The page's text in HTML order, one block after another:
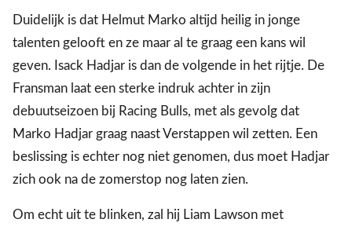
Duidelijk is dat Helmut Marko altijd heilig in jonge
talenten gelooft en ze maar al te graag een kans wil
geven. Isack Hadjar is dan de volgende in het rijtje. De
Fransman laat een sterke indruk achter in zijn
debuutseizoen bij Racing Bulls, met als gevolg dat
Marko Hadjar graag naast Verstappen wil zetten. Een
beslissing is echter nog niet genomen, dus moet Hadjar
zich ook na de zomerstop nog laten zien.
Om echt uit te blinken, zal hij Liam Lawson met